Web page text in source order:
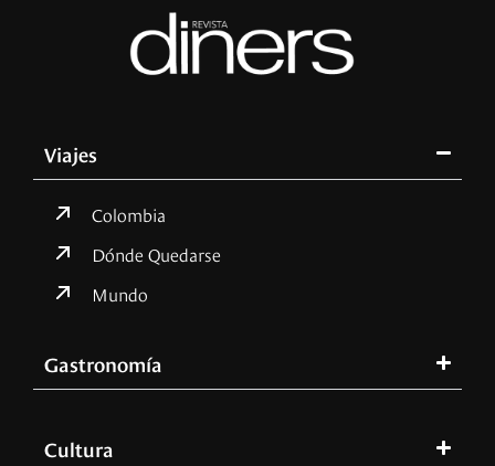
Viajes
Colombia
Dónde Quedarse
Mundo
Gastronomía
Cultura